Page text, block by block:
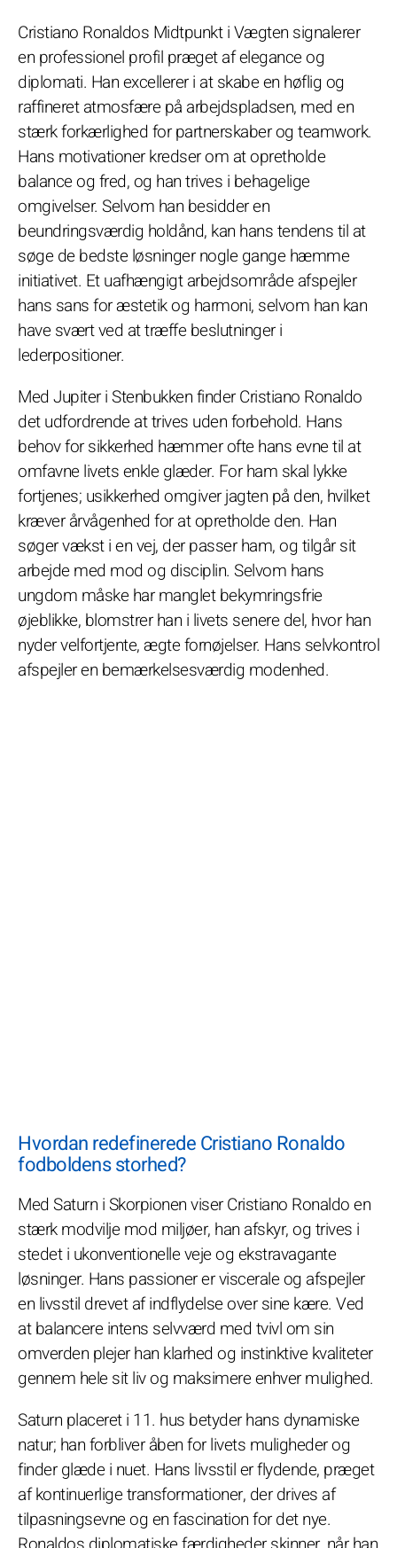
Cristiano Ronaldos Midtpunkt i Vægten signalerer
en professionel profil præget af elegance og
diplomati. Han excellerer i at skabe en høflig og
raffineret atmosfære på arbejdspladsen, med en
stærk forkærlighed for partnerskaber og teamwork.
Hans motivationer kredser om at opretholde
balance og fred, og han trives i behagelige
omgivelser. Selvom han besidder en
beundringsværdig holdånd, kan hans tendens til at
søge de bedste løsninger nogle gange hæmme
initiativet. Et uafhængigt arbejdsområde afspejler
hans sans for æstetik og harmoni, selvom han kan
have svært ved at træffe beslutninger i
lederpositioner.
Med Jupiter i Stenbukken finder Cristiano Ronaldo
det udfordrende at trives uden forbehold. Hans
behov for sikkerhed hæmmer ofte hans evne til at
omfavne livets enkle glæder. For ham skal lykke
fortjenes; usikkerhed omgiver jagten på den, hvilket
kræver årvågenhed for at opretholde den. Han
søger vækst i en vej, der passer ham, og tilgår sit
arbejde med mod og disciplin. Selvom hans
ungdom måske har manglet bekymringsfrie
øjeblikke, blomstrer han i livets senere del, hvor han
nyder velfortjente, ægte fornøjelser. Hans selvkontrol
afspejler en bemærkelsesværdig modenhed.
Hvordan redefinerede Cristiano Ronaldo
fodboldens storhed?
Med Saturn i Skorpionen viser Cristiano Ronaldo en
stærk modvilje mod miljøer, han afskyr, og trives i
stedet i ukonventionelle veje og ekstravagante
løsninger. Hans passioner er viscerale og afspejler
en livsstil drevet af indflydelse over sine kære. Ved
at balancere intens selvværd med tvivl om sin
omverden plejer han klarhed og instinktive kvaliteter
gennem hele sit liv og maksimere enhver mulighed.
Saturn placeret i 11. hus betyder hans dynamiske
natur; han forbliver åben for livets muligheder og
finder glæde i nuet. Hans livsstil er flydende, præget
af kontinuerlige transformationer, der drives af
tilpasningsevne og en fascination for det nye.